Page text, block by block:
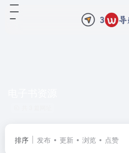
排序 发布 更新 浏览 点赞